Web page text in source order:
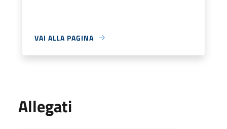
VAI ALLA PAGINA
Allegati